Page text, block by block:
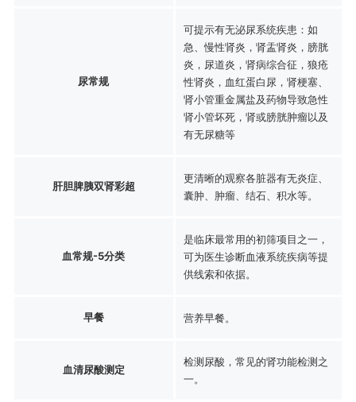
尿常规
可提示有无泌尿系统疾患：如
急、慢性肾炎，肾盂肾炎，膀胱
炎，尿道炎，肾病综合征，狼疮
性肾炎，血红蛋白尿，肾梗塞、
肾小管重金属盐及药物导致急性
肾小管坏死，肾或膀胱肿瘤以及
有无尿糖等
肝胆脾胰双肾彩超
更清晰的观察各脏器有无炎症、
囊肿、肿瘤、结石、积水等。
血常规-5分类
是临床最常用的初筛项目之一，
可为医生诊断血液系统疾病等提
供线索和依据。
早餐 营养早餐。
血清尿酸测定
检测尿酸，常见的肾功能检测之
一。